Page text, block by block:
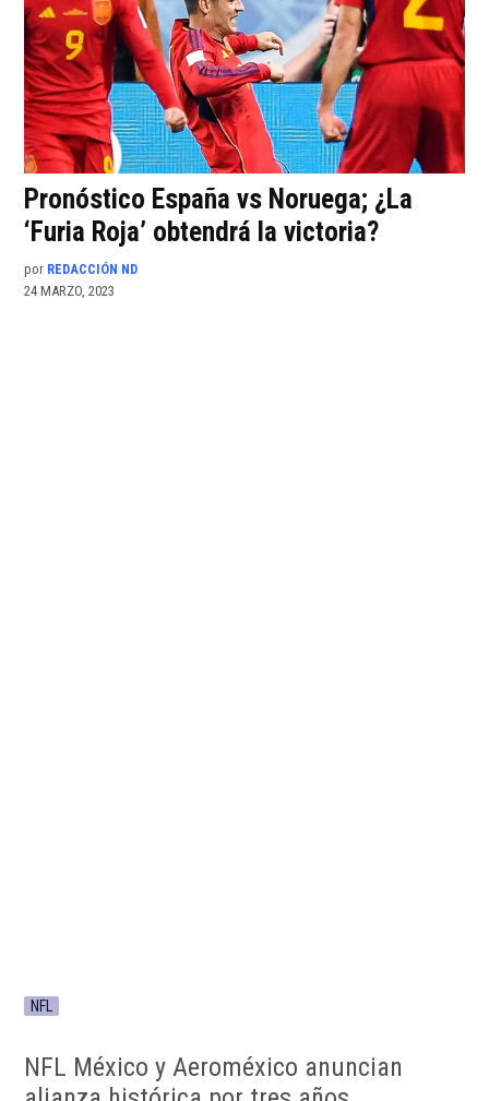
Pronóstico España vs Noruega; ¿La
‘Furia Roja’ obtendrá la victoria?
por REDACCIÓN ND
24 MARZO, 2023
NFL
NFL México y Aeroméxico anuncian